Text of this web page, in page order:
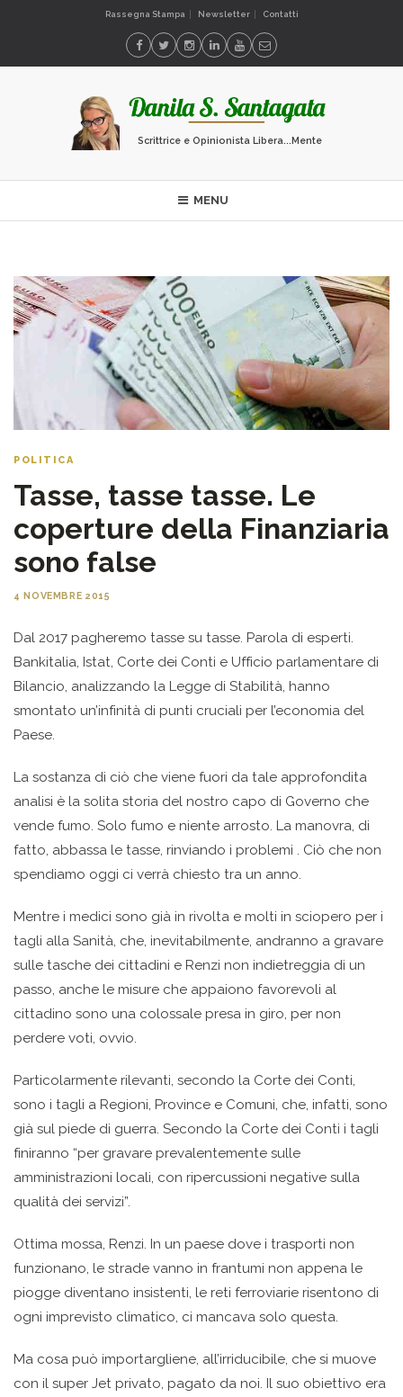
Rassegna Stampa Newsletter Contatti
Scrittrice e Opinionista Libera...Mente
MENU
POLITICA
Tasse, tasse tasse. Le
coperture della Finanziaria
sono false
4 NOVEMBRE 2015
Dal 2017 pagheremo tasse su tasse. Parola di esperti.
Bankitalia, Istat, Corte dei Conti e Ufficio parlamentare di
Bilancio, analizzando la Legge di Stabilità, hanno
smontato un’infinità di punti cruciali per l’economia del
Paese.
La sostanza di ciò che viene fuori da tale approfondita
analisi è la solita storia del nostro capo di Governo che
vende fumo. Solo fumo e niente arrosto. La manovra, di
fatto, abbassa le tasse, rinviando i problemi . Ciò che non
spendiamo oggi ci verrà chiesto tra un anno.
Mentre i medici sono già in rivolta e molti in sciopero per i
tagli alla Sanità, che, inevitabilmente, andranno a gravare
sulle tasche dei cittadini e Renzi non indietreggia di un
passo, anche le misure che appaiono favorevoli al
cittadino sono una colossale presa in giro, per non
perdere voti, ovvio.
Particolarmente rilevanti, secondo la Corte dei Conti,
sono i tagli a Regioni, Province e Comuni, che, infatti, sono
già sul piede di guerra. Secondo la Corte dei Conti i tagli
finiranno “per gravare prevalentemente sulle
amministrazioni locali, con ripercussioni negative sulla
qualità dei servizi”.
Ottima mossa, Renzi. In un paese dove i trasporti non
funzionano, le strade vanno in frantumi non appena le
piogge diventano insistenti, le reti ferroviarie risentono di
ogni imprevisto climatico, ci mancava solo questa.
Ma cosa può importargliene, all’irriducibile, che si muove
con il super Jet privato, pagato da noi. Il suo obiettivo era